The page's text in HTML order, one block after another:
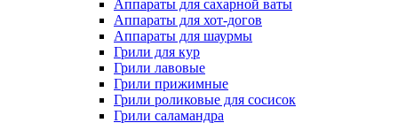
Аппараты для сахарной ваты
Аппараты для хот-догов
Аппараты для шаурмы
Грили для кур
Грили лавовые
Грили прижимные
Грили роликовые для сосисок
Грили саламандра